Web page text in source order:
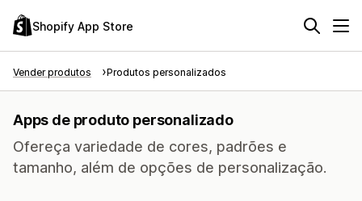
Shopify App Store
Vender produtos Produtos personalizados
Apps de produto personalizado
Ofereça variedade de cores, padrões e
tamanho, além de opções de personalização.